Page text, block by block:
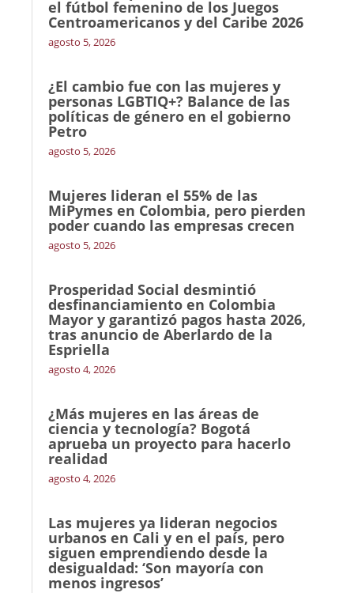
el fútbol femenino de los Juegos
Centroamericanos y del Caribe 2026
agosto 5, 2026
¿El cambio fue con las mujeres y
personas LGBTIQ+? Balance de las
políticas de género en el gobierno
Petro
agosto 5, 2026
Mujeres lideran el 55% de las
MiPymes en Colombia, pero pierden
poder cuando las empresas crecen
agosto 5, 2026
Prosperidad Social desmintió
desfinanciamiento en Colombia
Mayor y garantizó pagos hasta 2026,
tras anuncio de Aberlardo de la
Espriella
agosto 4, 2026
¿Más mujeres en las áreas de
ciencia y tecnología? Bogotá
aprueba un proyecto para hacerlo
realidad
agosto 4, 2026
Las mujeres ya lideran negocios
urbanos en Cali y en el país, pero
siguen emprendiendo desde la
desigualdad: ‘Son mayoría con
menos ingresos’